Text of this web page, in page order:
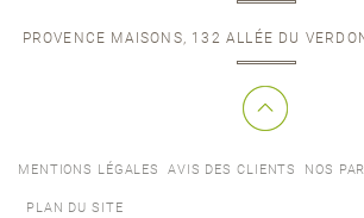
PROVENCE MAISONS, 132 ALLÉE DU
MENTIONS LÉGALES AVIS DES CLIENTS NOS
PLAN DU SITE